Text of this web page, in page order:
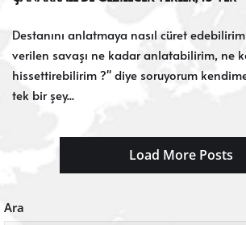
Destanını anlatmaya nasıl cüret
verilen savaşı ne kadar anlatabilirim, ne
hissettirebilirim ?'' diye soruyorum
tek bir şey...
Load More Posts
Ara